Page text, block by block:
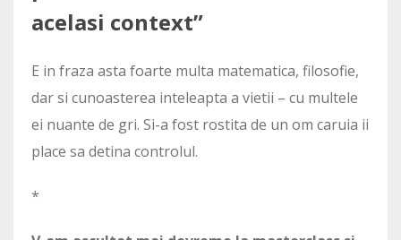
acelasi context”
E in fraza asta foarte multa matematica, filosofie,
dar si cunoasterea inteleapta a vietii – cu multele
ei nuante de gri. Si-a fost rostita de un om caruia ii
place sa detina controlul.
*